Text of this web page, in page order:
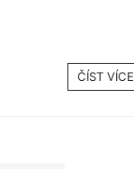
ČÍST VÍCE